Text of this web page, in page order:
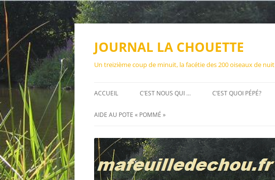
Aller
JOURNAL LA CHOUETTE
Un treizième coup de minuit, la facétie des 200 oiseaux de nuit
ACCUEIL C’EST NOUS QUI … C’EST QUOI PÉPÉ?
AIDE AU POTE « POMMÉ »